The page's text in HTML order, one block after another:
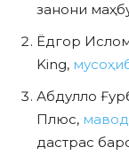
занони
Ёдгор
King,
Абдулло
Плюс, мавод
дастрас